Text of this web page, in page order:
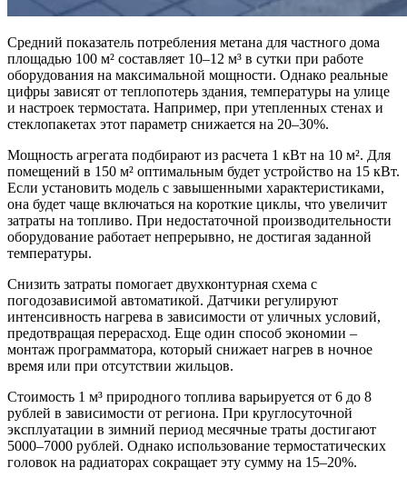
Средний показатель потребления метана для частного дома
площадью 100 м² составляет 10–12 м³ в сутки при работе
оборудования на максимальной мощности. Однако реальные
цифры зависят от теплопотерь здания, температуры на улице
и настроек термостата. Например, при утепленных стенах и
стеклопакетах этот параметр снижается на 20–30%.
Мощность агрегата подбирают из расчета 1 кВт на 10 м². Для
помещений в 150 м² оптимальным будет устройство на 15 кВт.
Если установить модель с завышенными характеристиками,
она будет чаще включаться на короткие циклы, что увеличит
затраты на топливо. При недостаточной производительности
оборудование работает непрерывно, не достигая заданной
температуры.
Снизить затраты помогает двухконтурная схема с
погодозависимой автоматикой. Датчики регулируют
интенсивность нагрева в зависимости от уличных условий,
предотвращая перерасход. Еще один способ экономии –
монтаж программатора, который снижает нагрев в ночное
время или при отсутствии жильцов.
Стоимость 1 м³ природного топлива варьируется от 6 до 8
рублей в зависимости от региона. При круглосуточной
эксплуатации в зимний период месячные траты достигают
5000–7000 рублей. Однако использование термостатических
головок на радиаторах сокращает эту сумму на 15–20%.